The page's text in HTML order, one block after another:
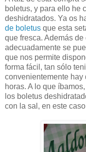
boletus, y para ello he
deshidratados. Ya os
de boletus que esta
que fresca. Además
adecuadamente se
que nos permite
forma fácil, tan sólo
convenientemente
horas. A lo que
los boletus
con la sal, en este